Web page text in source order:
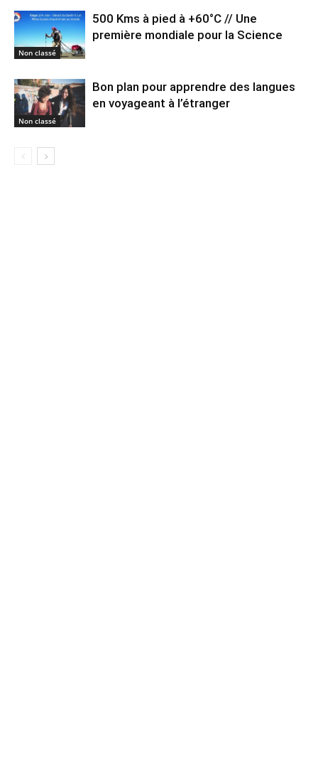
Non classé
500 Kms à pied à +60°C // Une
première mondiale pour la Science
Non classé
Bon plan pour apprendre des langues
en voyageant à l’étranger